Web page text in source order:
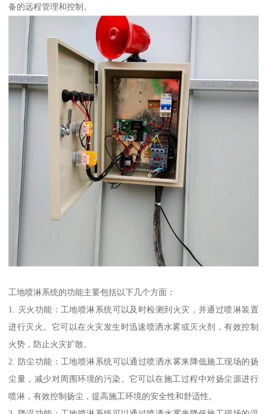
备的远程管理和控制。
工地喷淋系统的功能主要包括以下几个方面：
1. 灭火功能：工地喷淋系统可以及时检测到火灾，并通过喷淋装置
进行灭火。它可以在火灾发生时迅速喷洒水雾或灭火剂，有效控制
火势，防止火灾扩散。
2. 防尘功能：工地喷淋系统可以通过喷洒水雾来降低施工现场的扬
尘量，减少对周围环境的污染。它可以在施工过程中对扬尘源进行
喷淋，有效控制扬尘，提高施工环境的安全性和舒适性。